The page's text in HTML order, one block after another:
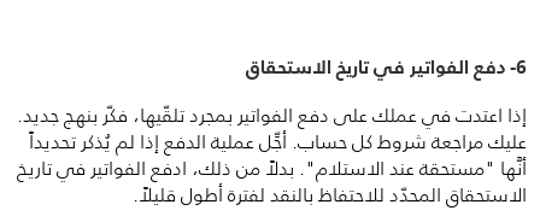
6- دفع الفواتير في تاريخ الاستحقاق
إذا اعتدت في عملك على دفع الفواتير بمجرد تلقّيها، فكّر بنهج جديد.
عليك مراجعة شروط كل حساب. أجِّل عملية الدفع إذا لم يُذكر تحديداً
أنَّها "مستحقة عند الاستلام". بدلاً من ذلك، ادفع الفواتير في تاريخ
الاستحقاق المحدّد للاحتفاظ بالنقد لفترة أطول قليلاً.